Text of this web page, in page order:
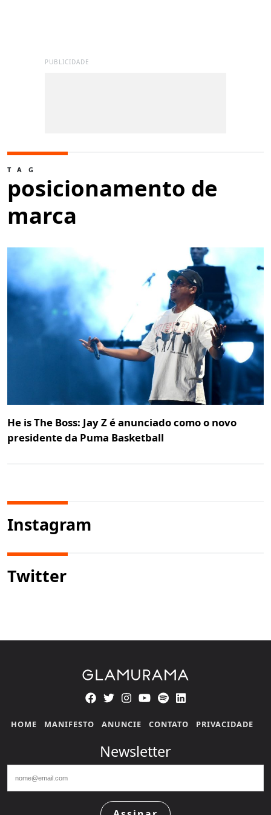
PUBLICIDADE
TAG
posicionamento de
marca
He is The Boss: Jay Z é anunciado como o novo
presidente da Puma Basketball
Instagram
Twitter
HOME MANIFESTO ANUNCIE CONTATO PRIVACIDADE
Newsletter